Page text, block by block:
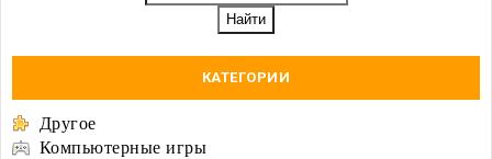
КАТЕГОРИИ
Другое
Компьютерные игры